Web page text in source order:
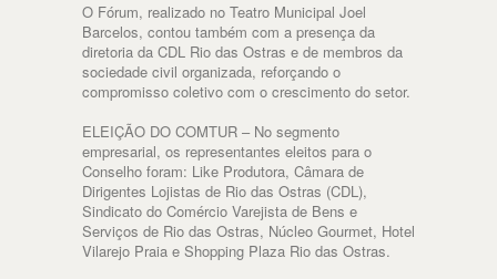
O Fórum, realizado no Teatro Municipal Joel
Barcelos, contou também com a presença da
diretoria da CDL Rio das Ostras e de membros da
sociedade civil organizada, reforçando o
compromisso coletivo com o crescimento do setor.
ELEIÇÃO DO COMTUR – No segmento
empresarial, os representantes eleitos para o
Conselho foram: Like Produtora, Câmara de
Dirigentes Lojistas de Rio das Ostras (CDL),
Sindicato do Comércio Varejista de Bens e
Serviços de Rio das Ostras, Núcleo Gourmet, Hotel
Vilarejo Praia e Shopping Plaza Rio das Ostras.